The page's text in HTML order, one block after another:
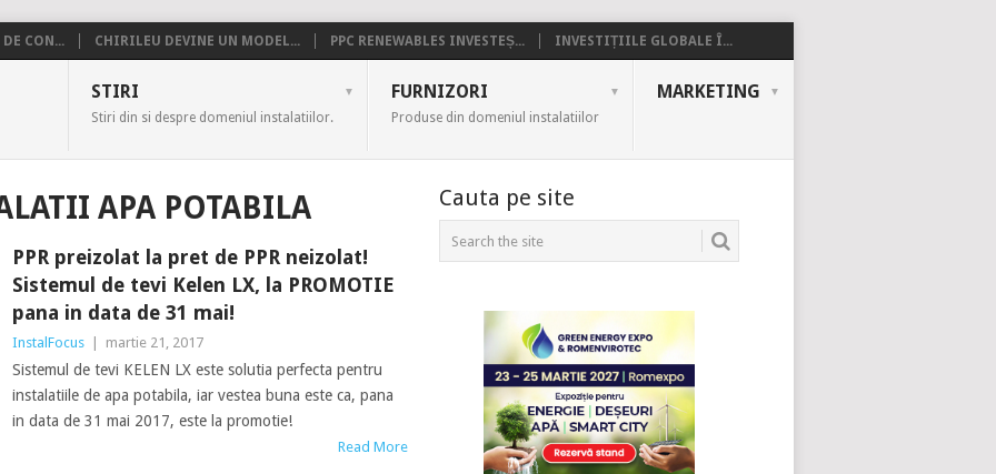
CON... CHIRILEU DEVINE UN MODEL... PPC RENEWABLES INVESTEȘ... INVESTIȚIILE GLOBALE Î...
STIRI
Stiri din si despre domeniul instalatiilor.
FURNIZORI
Produse din domeniul instalatiilor
MARKETING
APA POTABILA
PPR preizolat la pret de PPR neizolat!
Sistemul de tevi Kelen LX, la PROMOTIE
pana in data de 31 mai!
InstalFocus martie 21, 2017
Sistemul de tevi KELEN LX este solutia perfecta pentru
instalatiile de apa potabila, iar vestea buna este ca, pana
in data de 31 mai 2017, este la promotie!
Read More
Cauta pe site